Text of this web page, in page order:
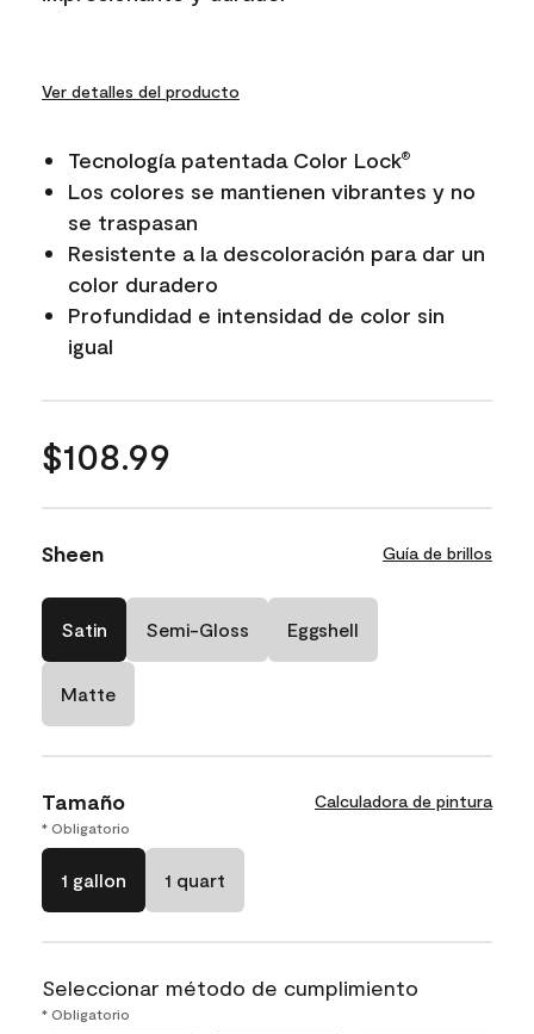
Ver detalles del producto
Tecnología patentada Color Lock®
Los colores se mantienen vibrantes y no
se traspasan
Resistente a la descoloración para dar un
color duradero
Profundidad e intensidad de color sin
igual
$108.99
Sheen Guía de brillos
Satin Semi-Gloss Eggshell
Matte
Tamaño Calculadora de pintura
* Obligatorio
1 gallon 1 quart
Seleccionar método de cumplimiento
* Obligatorio